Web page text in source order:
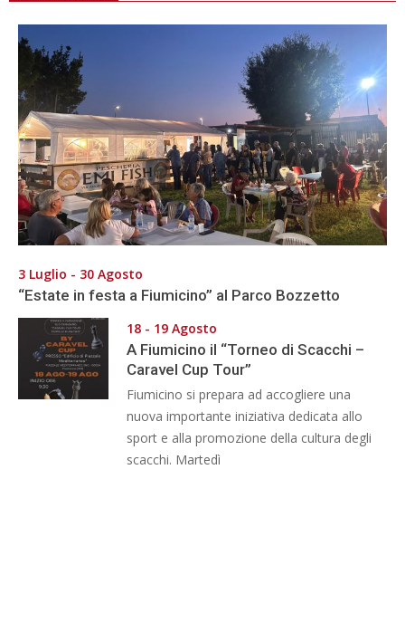
3 Luglio - 30 Agosto
“Estate in festa a Fiumicino” al Parco Bozzetto
18 - 19 Agosto
A Fiumicino il “Torneo di Scacchi –
Caravel Cup Tour”
Fiumicino si prepara ad accogliere una
nuova importante iniziativa dedicata allo
sport e alla promozione della cultura degli
scacchi. Martedì